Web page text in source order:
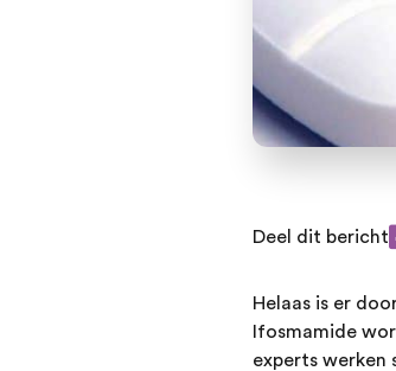
Deel dit bericht
Helaas is er
Ifosmamide
experts werken